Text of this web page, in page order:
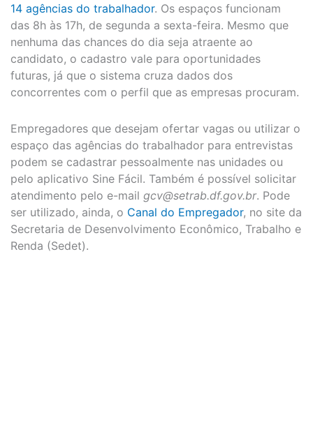
14 agências do trabalhador. Os espaços funcionam
das 8h às 17h, de segunda a sexta-feira. Mesmo que
nenhuma das chances do dia seja atraente ao
candidato, o cadastro vale para oportunidades
futuras, já que o sistema cruza dados dos
concorrentes com o perfil que as empresas procuram.
Empregadores que desejam ofertar vagas ou utilizar o
espaço das agências do trabalhador para entrevistas
podem se cadastrar pessoalmente nas unidades ou
pelo aplicativo Sine Fácil. Também é possível solicitar
atendimento pelo e-mail gcv@setrab.df.gov.br. Pode
ser utilizado, ainda, o Canal do Empregador, no site da
Secretaria de Desenvolvimento Econômico, Trabalho e
Renda (Sedet).